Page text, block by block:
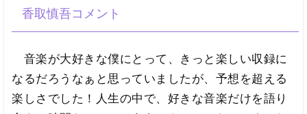
香取慎吾コメント
音楽が大好きな僕にとって、きっと楽しい収録に
なるだろうなぁと思っていましたが、予想を超える
楽しさでした！人生の中で、好きな音楽だけを語り